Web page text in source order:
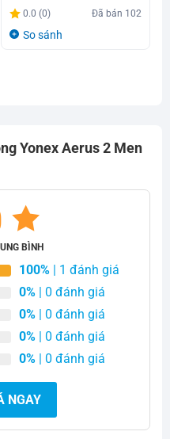
Giá
gốc
Giá
hiện
0.0 (0) Đã bán 102
So sánh
Yonex Aerus 2 Men
BÌNH
100% | 1 đánh giá
0% | 0 đánh giá
0% | 0 đánh giá
0% | 0 đánh giá
0% | 0 đánh giá
NGAY